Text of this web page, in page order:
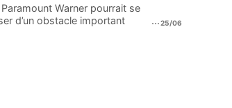
Warner pourrait se
d’un obstacle important
...25/06